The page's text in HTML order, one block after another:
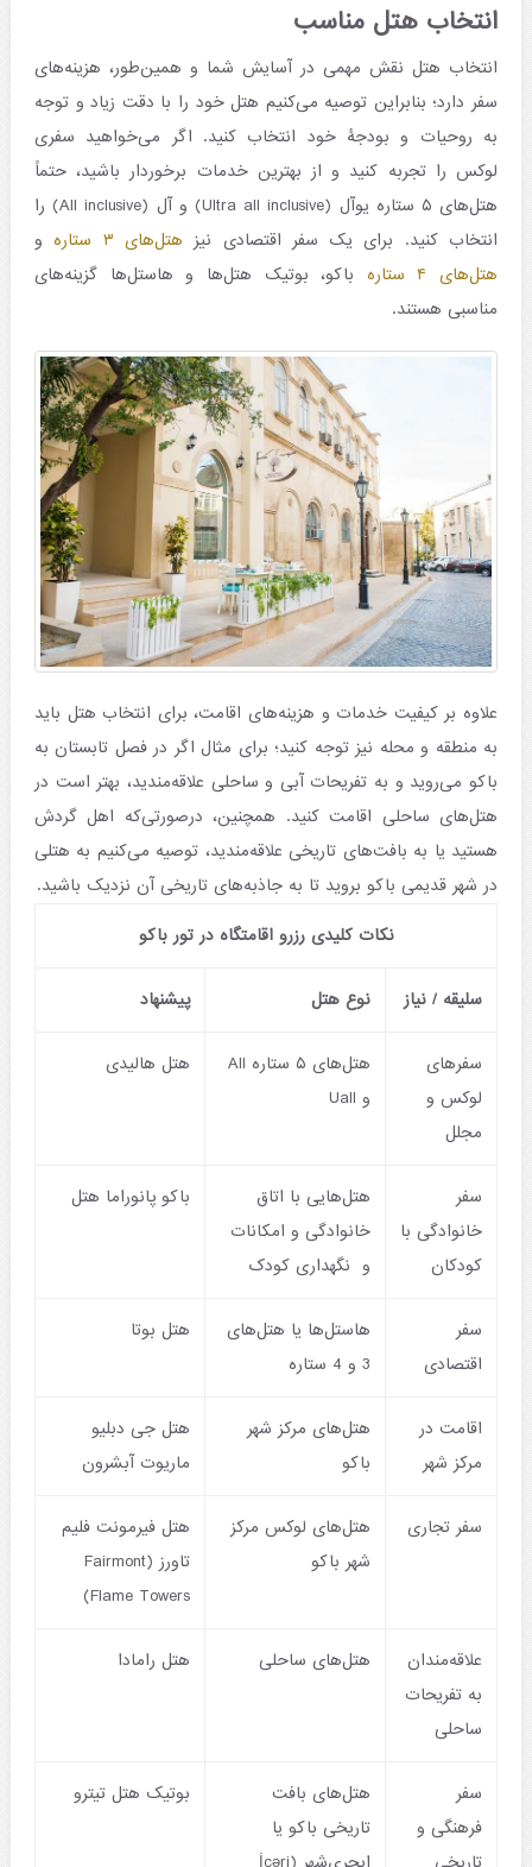
انتخاب هتل مناسب
انتخاب هتل نقش مهمی در آسایش شما و همین‌طور، هزینه‌های
سفر دارد؛ بنابراین توصیه می‌کنیم هتل خود را با دقت زیاد و توجه
به روحیات و بودجۀ خود انتخاب کنید. اگر می‌خواهید سفری
لوکس را تجربه کنید و از بهترین خدمات برخوردار باشید، حتماً
هتل‌های ۵ ستاره یو‌آل (Ultra all inclusive) و آل (All inclusive) را
انتخاب کنید. برای یک سفر اقتصادی نیز هتل‌های ۳ ستاره
و
هتل‌های ۴ ستاره
باکو، بوتیک‌ هتل‌‌ها و هاستل‌ها گزینه‌های
مناسبی هستند.
علاوه ‌بر کیفیت خدمات و هزینه‌های اقامت، برای انتخاب هتل باید
به منطقه و محله نیز توجه کنید؛ برای مثال اگر در فصل تابستان به
باکو می‌روید و به تفریحات آبی و ساحلی علاقه‌مندید، بهتر است در
هتل‌های ساحلی اقامت کنید. همچنین، در‌صورتی‌که اهل گردش
هستید یا به بافت‌های تاریخی علاقه‌مندید، توصیه می‌کنیم به هتلی
در شهر قدیمی باکو بروید تا به جاذبه‌های تاریخی آن نزدیک باشید.
نکات کلیدی رزرو اقامتگاه در تور باکو
سلیقه / نیاز نوع هتل پیشنهاد
سفرهای
لوکس و
مجلل
هتل‌های ۵ ستاره All
و Uall
هتل هالیدی
سفر
خانوادگی با
کودکان
هتل‌هایی با اتاق
خانوادگی و امکانات
و نگهداری کودک
باکو پانوراما هتل
سفر
اقتصادی
هاستل‌‌‌ها یا هتل‌های
3 و 4 ستاره
هتل بوتا
اقامت در
مرکز شهر
هتل‌های مرکز شهر
باکو
هتل جی دبلیو
ماریوت آبشرون
سفر تجاری
هتل‌های لوکس مرکز
شهر باکو
هتل فیرمونت فلیم
تاورز (Fairmont
Flame Towers)
علاقه‌مندان
به تفریحات
ساحلی
هتل‌های ساحلی هتل رامادا
سفر
فرهنگی و
هتل‌های بافت
تاریخی باکو یا
بوتیک ‌هتل تیترو